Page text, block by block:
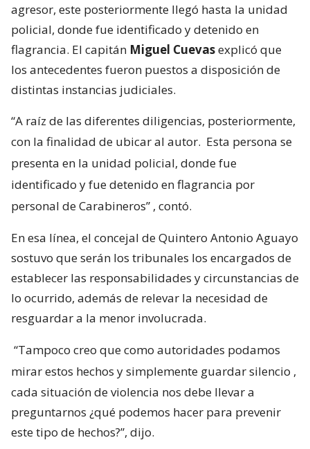
agresor, este posteriormente llegó hasta la unidad
policial, donde fue identificado y detenido en
flagrancia. El capitán Miguel Cuevasexplicó que
los antecedentes fueron puestos a disposición de
distintas instancias judiciales.
“A raíz de las diferentes diligencias, posteriormente,
con la finalidad de ubicar al autor. Esta persona se
presenta en la unidad policial, donde fue
identificado y fue detenido en flagrancia por
personal de Carabineros” , contó.
En esa línea, el concejal de Quintero Antonio Aguayo
sostuvo que serán los tribunales los encargados de
establecer las responsabilidades y circunstancias de
lo ocurrido, además de relevar la necesidad de
resguardar a la menor involucrada.
“Tampoco creo que como autoridades podamos
mirar estos hechos y simplemente guardar silencio ,
cada situación de violencia nos debe llevar a
preguntarnos ¿qué podemos hacer para prevenir
este tipo de hechos?”, dijo.